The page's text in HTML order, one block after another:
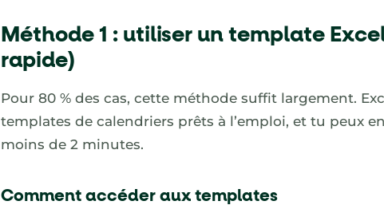
Méthode 1 : utiliser un template
rapide)
Pour 80 % des cas, cette méthode suffit largement.
templates de calendriers prêts à l’emploi, et tu peux
moins de 2 minutes.
Comment accéder aux templates